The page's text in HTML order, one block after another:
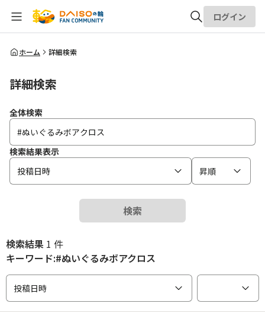
全体検索
ログイン
ホーム 詳細検索
詳細検索
全体検索
検索結果表示
投稿日時
昇順
検索
検索結果 1 件
キーワード:#ぬいぐるみボアクロス
投稿日時